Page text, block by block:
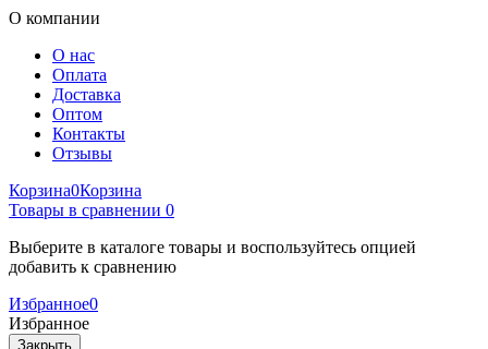
О компании
О нас
Оплата
Доставка
Оптом
Контакты
Отзывы
Корзина0Корзина
Товары в сравнении 0
Выберите в каталоге товары и воспользуйтесь опцией
добавить к сравнению
Избранное0
Избранное
Закрыть